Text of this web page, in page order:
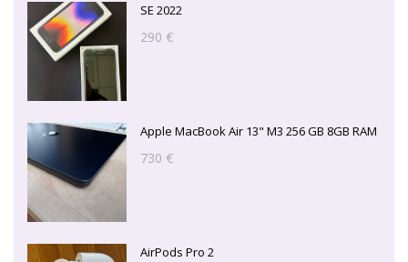
SE 2022
290 €
Apple MacBook Air 13" M3 256 GB 8GB RAM
730 €
AirPods Pro 2